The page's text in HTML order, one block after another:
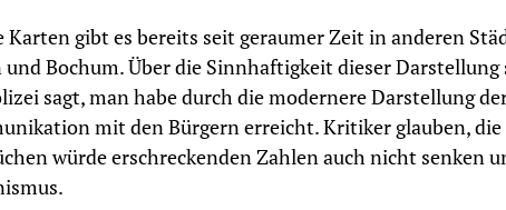
Karten gibt es bereits seit geraumer Zeit in anderen
und Bochum. Über die Sinnhaftigkeit dieser
sagt, man habe durch die modernere Darstellung
mit den Bürgern erreicht. Kritiker glauben,
würde erschreckenden Zahlen auch nicht senken